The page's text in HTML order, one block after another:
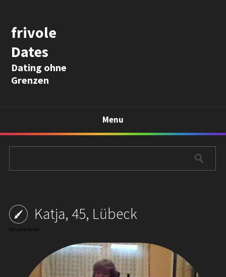
frivole
Dates
Dating ohne
Grenzen
Menu
Katja, 45, Lübeck
Aktuelle Dates